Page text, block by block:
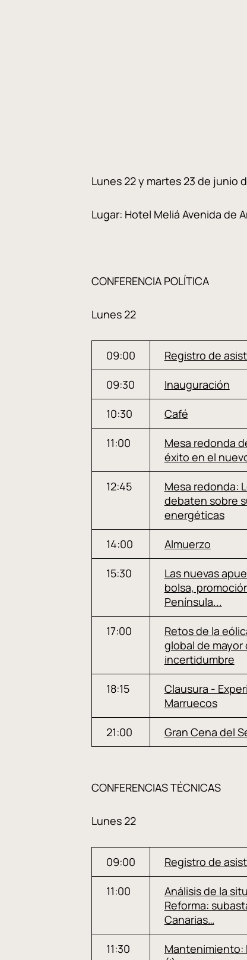
Lunes 22 y martes 23 de junio
Lugar: Hotel Meliá
CONFERENCIA POLÍTICA
Lunes 22
09:00 Registro de
09:30 Inauguración
10:30 Café
11:00
Mesa redonda
éxito en el
12:45
Mesa redonda:
debaten sobre
energéticas
14:00 Almuerzo
15:30
Las nuevas
bolsa,
Península...
17:00
Retos de la
global de
incertidumbre
18:15
Clausura -
Marruecos
21:00 Gran Cena del
CONFERENCIAS TÉCNICAS
Lunes 22
09:00 Registro de
11:00
Análisis de la
Reforma:
Canarias…
11:30
Mantenimiento: